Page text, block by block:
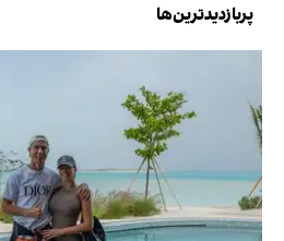
پربازدیدترین‌ها